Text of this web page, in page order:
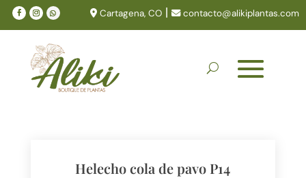
Cartagena, CO| contacto@alikiplantas.com
Helecho cola de pavo P14